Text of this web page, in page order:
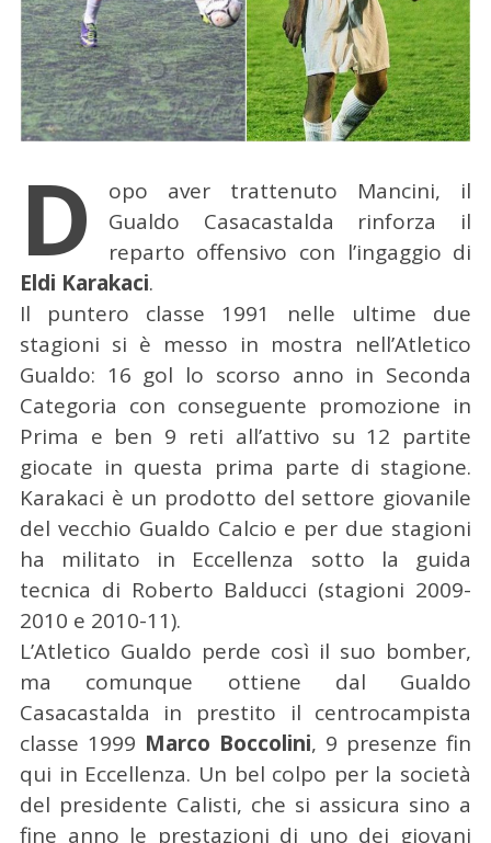
D
opo aver trattenuto Mancini, il
Gualdo Casacastalda rinforza il
reparto offensivo con l’ingaggio di
Eldi Karakaci.
Il puntero classe 1991 nelle ultime due
stagioni si è messo in mostra nell’Atletico
Gualdo: 16 gol lo scorso anno in Seconda
Categoria con conseguente promozione in
Prima e ben 9 reti all’attivo su 12 partite
giocate in questa prima parte di stagione.
Karakaci è un prodotto del settore giovanile
del vecchio Gualdo Calcio e per due stagioni
ha militato in Eccellenza sotto la guida
tecnica di Roberto Balducci (stagioni 2009-
2010 e 2010-11).
L’Atletico Gualdo perde così il suo bomber,
ma comunque ottiene dal Gualdo
Casacastalda in prestito il centrocampista
classe 1999 Marco Boccolini, 9 presenze fin
qui in Eccellenza. Un bel colpo per la società
del presidente Calisti, che si assicura sino a
fine anno le prestazioni di uno dei giovani